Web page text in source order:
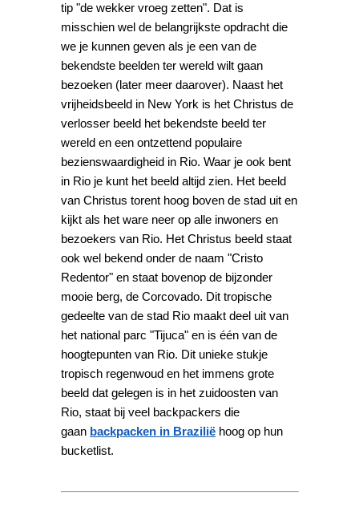
tip "de wekker vroeg zetten". Dat is
misschien wel de belangrijkste opdracht die
we je kunnen geven als je een van de
bekendste beelden ter wereld wilt gaan
bezoeken (later meer daarover). Naast het
vrijheidsbeeld in New York is het Christus de
verlosser beeld het bekendste beeld ter
wereld en een ontzettend populaire
bezienswaardigheid in Rio. Waar je ook bent
in Rio je kunt het beeld altijd zien. Het beeld
van Christus torent hoog boven de stad uit en
kijkt als het ware neer op alle inwoners en
bezoekers van Rio. Het Christus beeld staat
ook wel bekend onder de naam "Cristo
Redentor" en staat bovenop de bijzonder
mooie berg, de Corcovado. Dit tropische
gedeelte van de stad Rio maakt deel uit van
het national parc "Tijuca" en is één van de
hoogtepunten van Rio. Dit unieke stukje
tropisch regenwoud en het immens grote
beeld dat gelegen is in het zuidoosten van
Rio, staat bij veel backpackers die
gaan backpacken in Brazilië hoog op hun
bucketlist.